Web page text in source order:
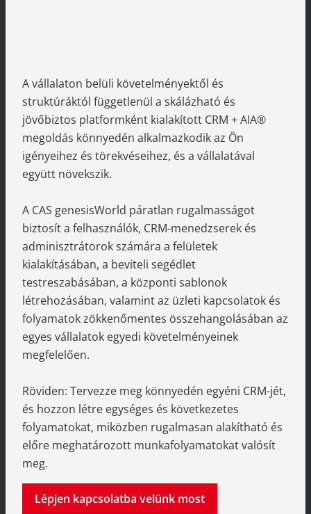
A vállalaton belüli követelményektől és
struktúráktól függetlenül a skálázható és
jövőbiztos platformként kialakított CRM + AIA®
megoldás könnyedén alkalmazkodik az Ön
igényeihez és törekvéseihez, és a vállalatával
együtt növekszik.
A CAS genesisWorld páratlan rugalmasságot
biztosít a felhasználók, CRM-menedzserek és
adminisztrátorok számára a felületek
kialakításában, a beviteli segédlet
testreszabásában, a központi sablonok
létrehozásában, valamint az üzleti kapcsolatok és
folyamatok zökkenőmentes összehangolásában az
egyes vállalatok egyedi követelményeinek
megfelelően.
Röviden: Tervezze meg könnyedén egyéni CRM-jét,
és hozzon létre egységes és következetes
folyamatokat, miközben rugalmasan alakítható és
előre meghatározott munkafolyamatokat valósít
meg.
Lépjen kapcsolatba velünk most